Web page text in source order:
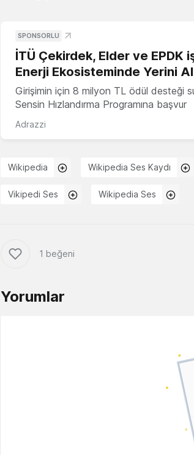
SPONSORLU
İTÜ Çekirdek, Elder ve EPDK
Enerji Ekosisteminde Yerini Al
Girişimin için 8 milyon TL ödül desteği
Sensin Hızlandırma Programına başvur
Adrazzi
Wikipedia Wikipedia Ses Kaydı
Vikipedi Ses Wikipedia Ses
1 beğeni
Yorumlar